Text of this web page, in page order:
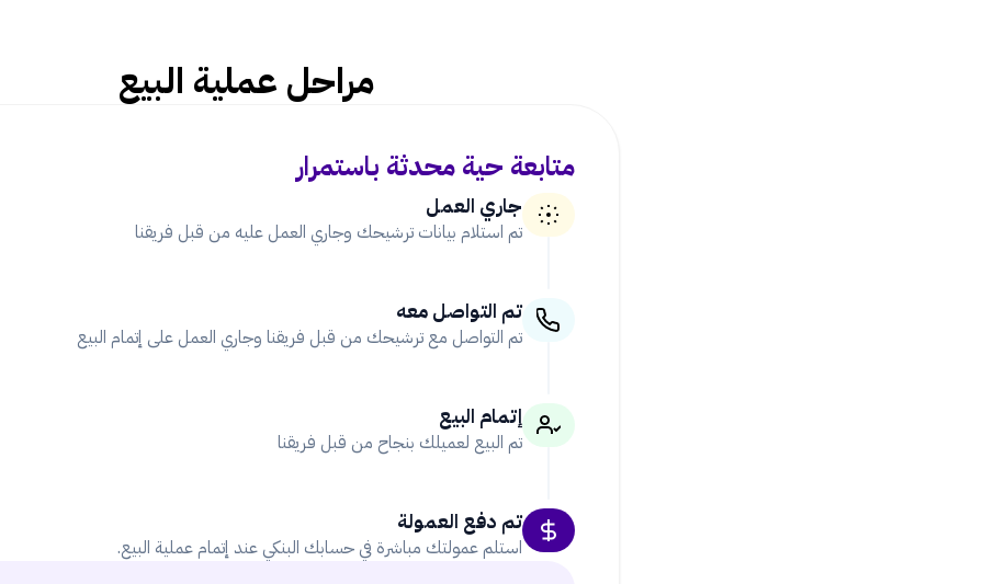
مراحل عملية البيع
متابعة حية محدثة باستمرار
جاري العمل
تم استلام بيانات ترشيحك وجاري العمل عليه من قبل فريقنا
تم التواصل معه
تم التواصل مع ترشيحك من قبل فريقنا وجاري العمل على إتمام البيع
إتمام البيع
تم البيع لعميلك بنجاح من قبل فريقنا
تم دفع العمولة
استلم عمولتك مباشرة في حسابك البنكي عند إتمام عملية البيع.